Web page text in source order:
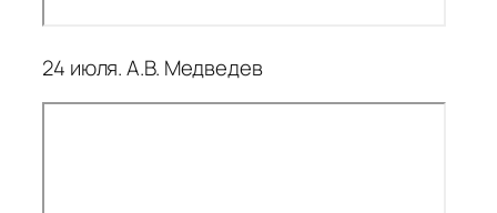
24 июля. А.В. Медведев